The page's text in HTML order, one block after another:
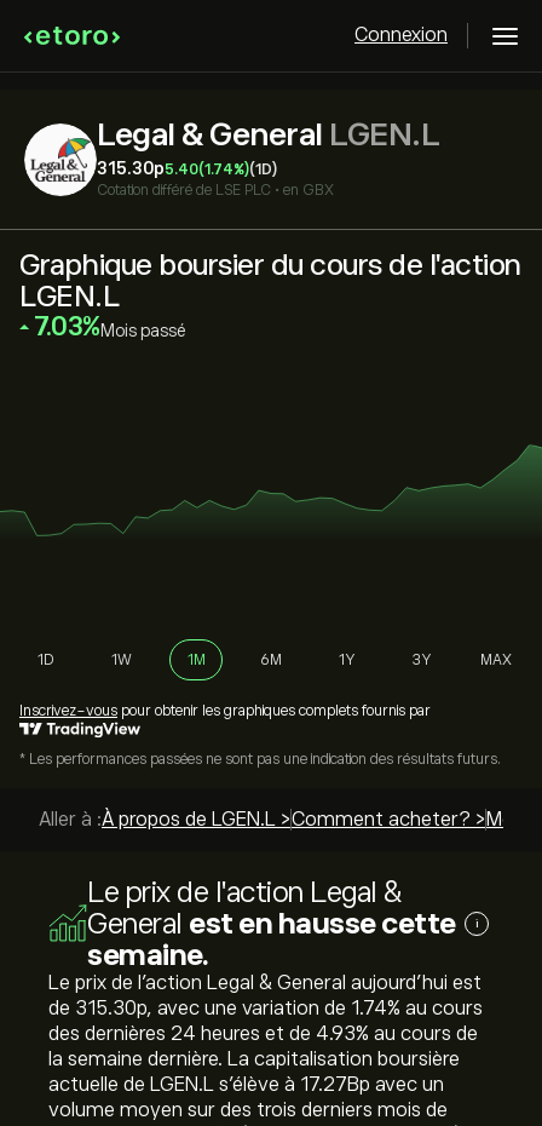
Connexion
Legal & General LGEN.L
315.30‎p‎5.40(1.74%)(1D)
Cotation différé de LSE PLC • en GBX
Graphique boursier du cours de l'action
LGEN.L
‎7.03‎ Mois passé
1D 1W 1M 6M 1Y 3Y MAX
Inscrivez-vous pour obtenir les graphiques complets fournis par
* Les performances passées ne sont pas une indication des résultats futurs.
Aller à :À propos de LGEN.L >Comment acheter? >
Le prix de l'action Legal &
General est en hausse cette
semaine.
i
Le prix de l'action Legal & General aujourd'hui est
de 315.30‎p‎, avec une variation de ‎1.74‎% au cours
des dernières 24 heures et de ‎4.93‎% au cours de
la semaine dernière. La capitalisation boursière
actuelle de LGEN.L s'élève à 17.27B‎p‎ avec un
volume moyen sur des trois derniers mois de